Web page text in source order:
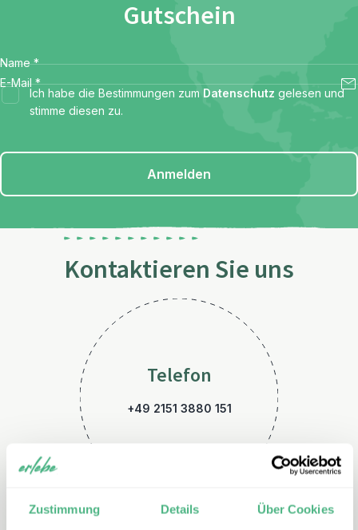
Zustimmung Details Über Cookies
Gutschein
Name *
E-Mail *
Ich habe die Bestimmungen zum Datenschutz gelesen und
stimme diesen zu.
Anmelden
Kontaktieren Sie uns
Telefon
+49 2151 3880 151